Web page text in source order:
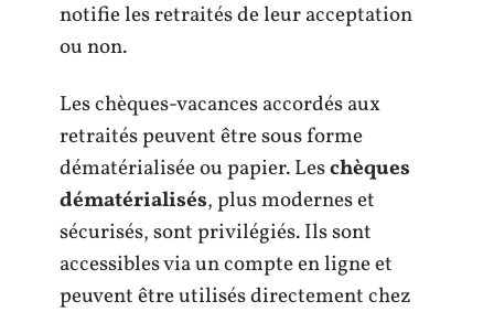
notifie les retraités de leur acceptation
ou non.
Les chèques-vacances accordés aux
retraités peuvent être sous forme
dématérialisée ou papier. Leschèques
dématérialisés, plus modernes et
sécurisés, sont privilégiés. Ils sont
accessibles via un compte en ligne et
peuvent être utilisés directement chez